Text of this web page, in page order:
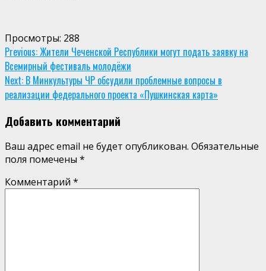
Просмотры: 288
Continue
Reading
Previous:Жители Чеченской Республики могут подать заявку на
Всемирный фестиваль молодёжи
Next: В Минкультуры ЧР обсудили проблемные вопросы в
реализации федерального проекта «Пушкинская карта»
Добавить комментарий
Ваш адрес email не будет опубликован. Обязательные
поля помечены *
Комментарий *